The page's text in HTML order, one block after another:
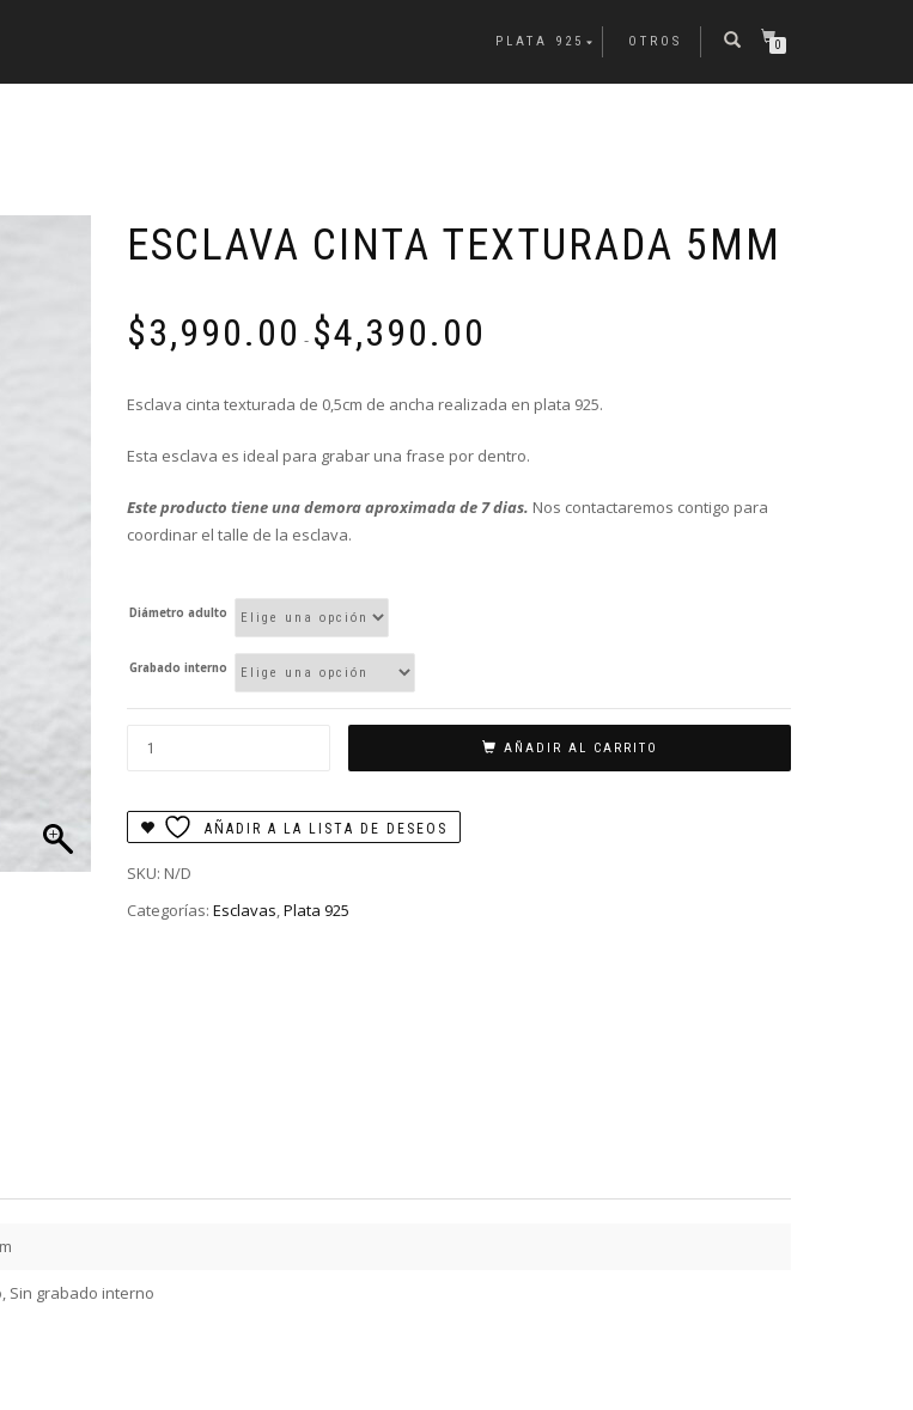
PLATA 925 OTROS 0
ESCLAVA CINTA TEXTURADA 5MM
$3,990.00 - $4,390.00
desde
$3,990.00
hasta
Esclava cinta texturada de 0,5cm de ancha realizada en plata 925.
Esta esclava es ideal para grabar una frase por dentro.
Este producto tiene una demora aproximada de 7 dias. Nos contactaremos contigo para
coordinar el talle de la esclava.
Diámetro adulto
Grabado interno
5mm
cantidad
AÑADIR AL CARRITO
AÑADIR A LA LISTA DE DESEOS
SKU: N/D
Categorías: Esclavas,Plata 925
Sin grabado interno